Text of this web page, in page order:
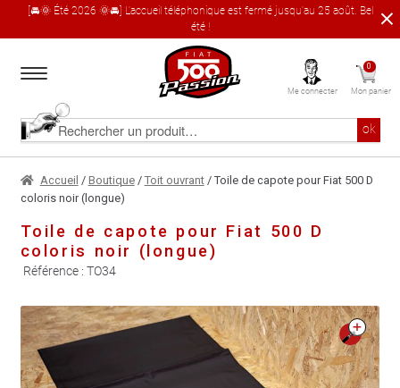
[🚘🌞 Été 2026 🌞🚘] L'accueil téléphonique est fermé jusqu'au 25 août. Bel
été !
à
navigation
au
contenu
Rechercher
produit
ok
Accueil
Le catalogue produit
À propos
Garages partenaires
Contact
Me connecter
0
Mon panier
Accueil / Boutique/ Toit ouvrant/ Toile de capote pour Fiat 500 D
coloris noir (longue)
Toile de capote pour Fiat 500 D
coloris noir (longue)
Référence : TO34
🔍